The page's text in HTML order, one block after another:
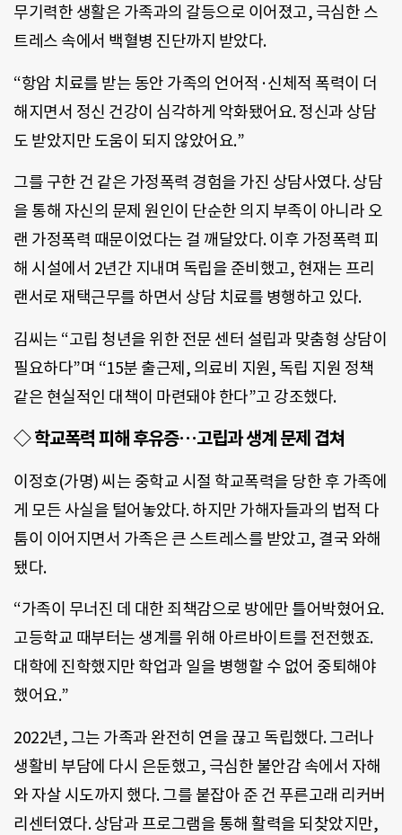
무기력한 생활은 가족과의 갈등으로 이어졌고, 극심한 스
트레스 속에서 백혈병 진단까지 받았다.
“항암 치료를 받는 동안 가족의 언어적·신체적 폭력이 더
해지면서 정신 건강이 심각하게 악화됐어요. 정신과 상담
도 받았지만 도움이 되지 않았어요.”
그를 구한 건 같은 가정폭력 경험을 가진 상담사였다. 상담
을 통해 자신의 문제 원인이 단순한 의지 부족이 아니라 오
랜 가정폭력 때문이었다는 걸 깨달았다. 이후 가정폭력 피
해 시설에서 2년간 지내며 독립을 준비했고, 현재는 프리
랜서로 재택근무를 하면서 상담 치료를 병행하고 있다.
김씨는 “고립 청년을 위한 전문 센터 설립과 맞춤형 상담이
필요하다”며 “15분 출근제, 의료비 지원, 독립 지원 정책
같은 현실적인 대책이 마련돼야 한다”고 강조했다.
◇ 학교폭력 피해 후유증…고립과 생계 문제 겹쳐
이정호(가명) 씨는 중학교 시절 학교폭력을 당한 후 가족에
게 모든 사실을 털어놓았다. 하지만 가해자들과의 법적 다
툼이 이어지면서 가족은 큰 스트레스를 받았고, 결국 와해
됐다.
“가족이 무너진 데 대한 죄책감으로 방에만 틀어박혔어요.
고등학교 때부터는 생계를 위해 아르바이트를 전전했죠.
대학에 진학했지만 학업과 일을 병행할 수 없어 중퇴해야
했어요.”
2022년, 그는 가족과 완전히 연을 끊고 독립했다. 그러나
생활비 부담에 다시 은둔했고, 극심한 불안감 속에서 자해
와 자살 시도까지 했다. 그를 붙잡아 준 건 푸른고래 리커버
리센터였다. 상담과 프로그램을 통해 활력을 되찾았지만,